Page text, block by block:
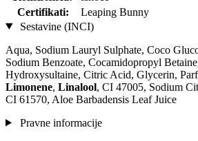
Certifikati:
Leaping Bunny
Sestavine (INCI)
Aqua, Sodium Lauryl Sulphate, Coco
Sodium Benzoate, Cocamidopropyl
Hydroxysultaine, Citric Acid, Glycerin,
Limonene, Linalool, CI 47005, Sodium
CI 61570, Aloe Barbadensis Leaf Juice
Pravne informacije